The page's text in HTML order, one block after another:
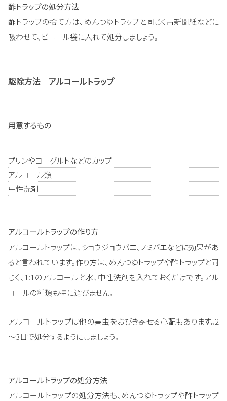
酢トラップの処分方法
酢トラップの捨て方は、めんつゆトラップと同じく古新聞紙などに
吸わせて、ビニール袋に入れて処分しましょう。
駆除方法｜アルコールトラップ
用意するもの
プリンやヨーグルトなどのカップ
アルコール類
中性洗剤
アルコールトラップの作り方
アルコールトラップは、ショウジョウバエ、ノミバエなどに効果があ
ると言われています。作り方は、めんつゆトラップや酢トラップと同
じく、1:1のアルコールと水、中性洗剤を入れておくだけです。アル
コールの種類も特に選びません。
アルコールトラップは他の害虫をおびき寄せる心配もあります。2
～3日で処分するようにしましょう。
アルコールトラップの処分方法
アルコールトラップの処分方法も、めんつゆトラップや酢トラップ